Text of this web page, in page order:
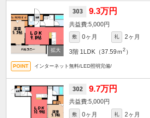
303 9.3万円
5,000円
敷 0ヶ月 礼 2ヶ月
3階 1LDK（37.59ｍ2 ）
インターネット無料/LED照明完備/
302 9.7万円
5,000円
敷 0ヶ月 礼 2ヶ月